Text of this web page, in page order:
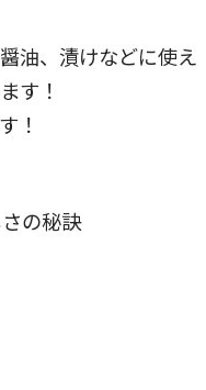
油、漬けなどに使え
す！
！